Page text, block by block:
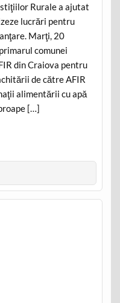
Rurale a ajutat
lucrări pentru
Marţi, 20
comunei
din Craiova pentru
de către AFIR
alimentării cu apă
[…]